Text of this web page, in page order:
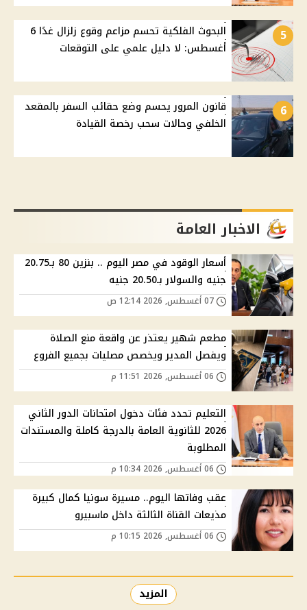
5
البحوث الفلكية تحسم مزاعم وقوع زلزال غدًا 6
أغسطس: لا دليل علمي على التوقعات
6
قانون المرور يحسم وضع حقائب السفر بالمقعد
الخلفي وحالات سحب رخصة القيادة
الاخبار العامة
أسعار الوقود في مصر اليوم .. بنزين 80 بـ20.75
جنيه والسولار بـ20.50 جنيه
مطعم شهير يعتذر عن واقعة منع الصلاة
ويفصل المدير ويخصص مصليات بجميع الفروع
التعليم تحدد فئات دخول امتحانات الدور الثاني
2026 للثانوية العامة بالدرجة كاملة والمستندات
المطلوبة
عقب وفاتها اليوم.. مسيرة سونيا كمال كبيرة
مذيعات القناة الثالثة داخل ماسبيرو
المزيد